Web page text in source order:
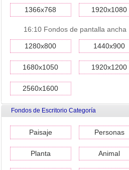
1366x768 1920x1080
16:10 Fondos de pantalla ancha
1280x800 1440x900
1680x1050 1920x1200
2560x1600
Fondos de Escritorio Categoría
Paisaje Personas
Planta Animal